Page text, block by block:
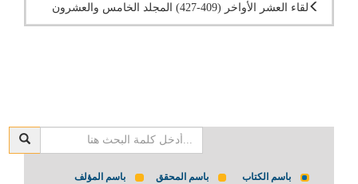
لقاء العشر الأواخر (409-427) المجلد الخامس والعشرون
باسم الكتاب باسم المحقق
باسم المؤلف